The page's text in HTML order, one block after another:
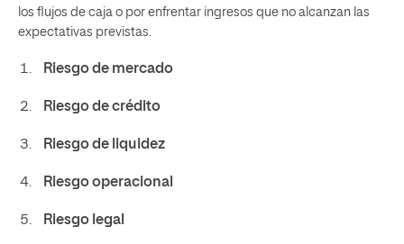
los flujos de caja o por enfrentar ingresos que no alcanzan las
expectativas previstas.
Riesgo de mercado
Riesgo de crédito
Riesgo de liquidez
Riesgo operacional
Riesgo legal